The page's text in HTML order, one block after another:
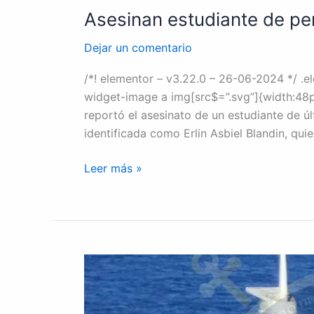
Asesinan estudiante de
Dejar un comentario
/*! elementor – v3.22.0 – 26-06-2024 */
widget-image a
reportó el asesinato de un estudiante de
identificada como Erlin Asbiel Blandin,
Leer más »
Bahamas
suspende
búsqueda